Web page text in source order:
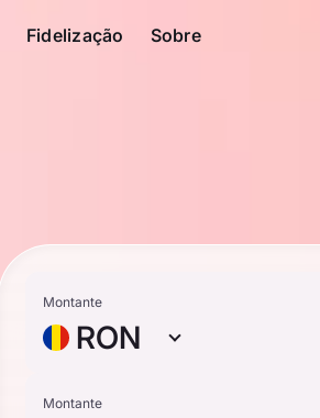
Fidelização Sobre
Montante
RON
Montante